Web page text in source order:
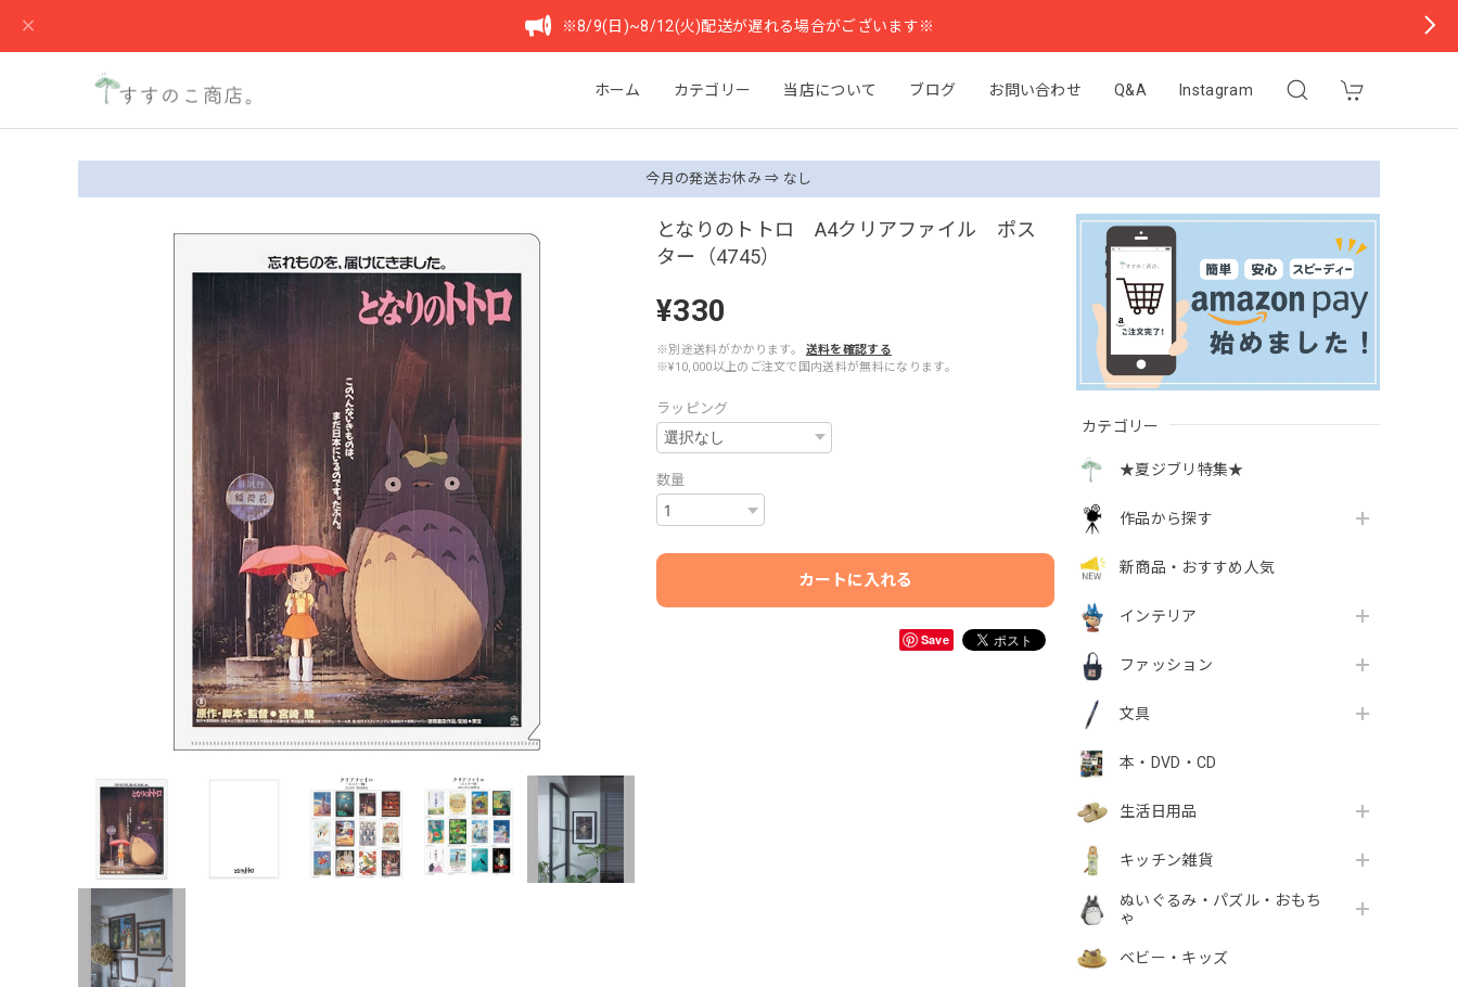
※8/9(日)~8/12(火)配送が遅れる場合がございます※
ホーム カテゴリー 当店について ブログ お問い合わせ Q&A Instagram
今月の発送お休み ⇒ なし
カテゴリー
★夏ジブリ特集★
作品から探す
新商品・おすすめ人気
インテリア
ファッション
文具
本・DVD・CD
生活日用品
キッチン雑貨
ぬいぐるみ・パズル・おもち
ゃ
ベビー・キッズ
となりのトトロ A4クリアファイル ポス
ター（4745）
¥330
※別途送料がかかります。
送料を確認する
※¥10,000以上のご注文で国内送料が無料になります。
ラッピング
数量
カートに入れる
Save